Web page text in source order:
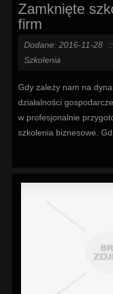
Zamknięte
firm
Dodane: 2016-11-28 ::
Szkolenia
Gdy zależy nam na
działalności
w profesjonalnie
szkolenia biznesowe.